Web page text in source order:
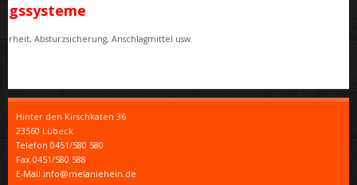
Absturzsicherung, Anschlagmittel usw.
Hinter den Kirschkaten 36
23560 Lübeck
Telefon 0451/580 580
Fax 0451/580 588
E-Mail info@melaniehein.de